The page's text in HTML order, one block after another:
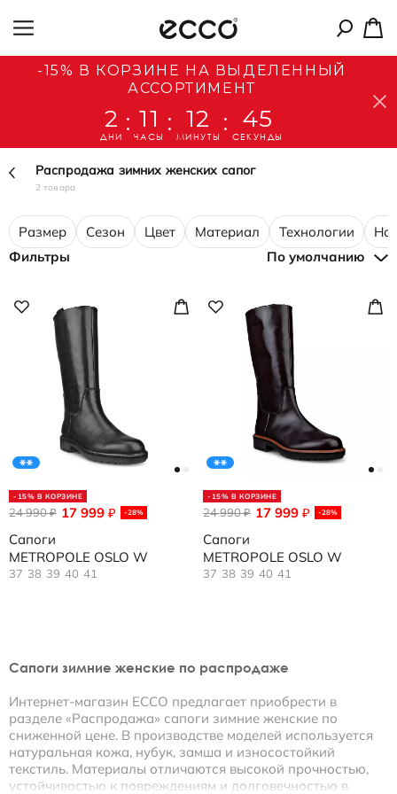
-15% В КОРЗИНЕ НА ВЫДЕЛЕННЫЙ
АССОРТИМЕНТ
2
ДНИ
: 11
ЧАСЫ
: 12
МИНУТЫ
: 45
СЕКУНДЫ
Распродажа зимних женских сапог
2 товара
Размер Сезон Цвет Материал Технологии
Фильтры
По умолчанию
-15% В КОРЗИНЕ
17 999 ₽ -28%
24 990₽
Сапоги
METROPOLE OSLO W
37 38 39 40 41
-15% В КОРЗИНЕ
17 999 ₽ -28%
24 990₽
Сапоги
METROPOLE OSLO W
37 38 39 40 41
Сапоги зимние женские по распродаже
Интернет-магазин ECCO предлагает приобрести в
разделе «Распродажа» сапоги зимние женские по
сниженной цене. В производстве моделей используется
натуральная кожа, нубук, замша и износостойкий
текстиль. Материалы отличаются высокой прочностью,
устойчивостью к повреждениям и долговечностью в